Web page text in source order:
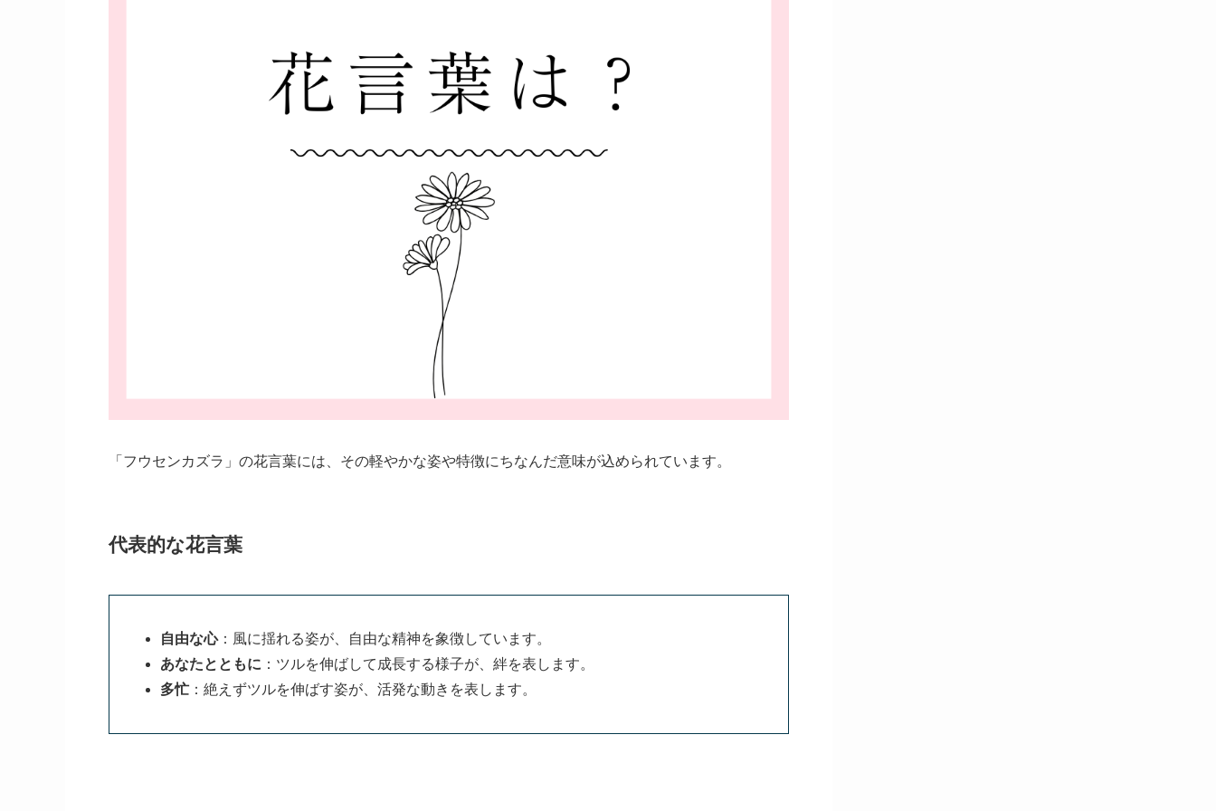
「フウセンカズラ」の花言葉には、その軽やかな姿や特徴にちなんだ意味が込められています。
代表的な花言葉
自由な心：風に揺れる姿が、自由な精神を象徴しています。
あなたとともに ：ツルを伸ばして成長する様子が、絆を表します。
多忙：絶えずツルを伸ばす姿が、活発な動きを表します。